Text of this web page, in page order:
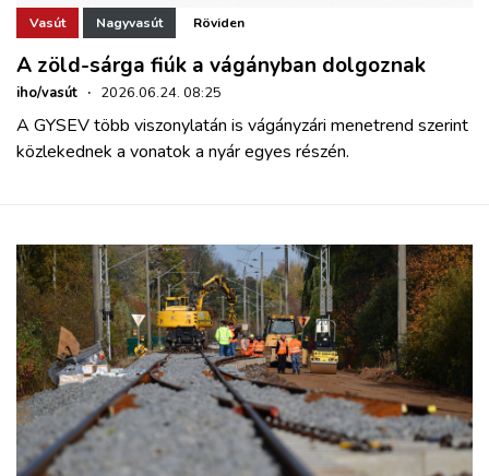
Vasút Nagyvasút Röviden
A zöld-sárga fiúk a vágányban dolgoznak
iho/vasút · 2026.06.24. 08:25
A GYSEV több viszonylatán is vágányzári menetrend szerint
közlekednek a vonatok a nyár egyes részén.